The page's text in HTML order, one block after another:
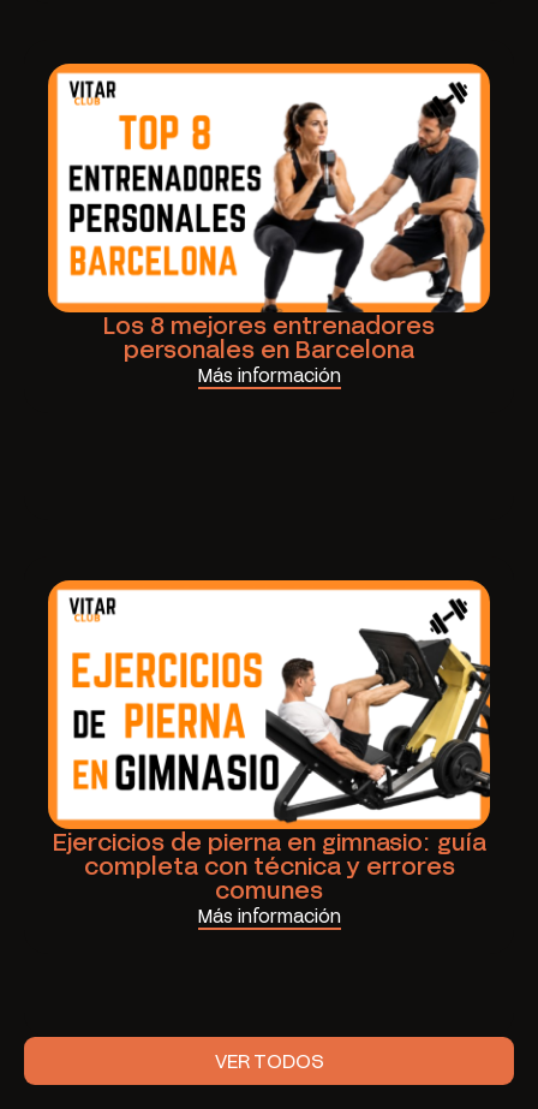
Los 8 mejores entrenadores
personales en Barcelona
Más información
Ejercicios de pierna en gimnasio: guía
completa con técnica y errores
comunes
Más información
VER TODOS